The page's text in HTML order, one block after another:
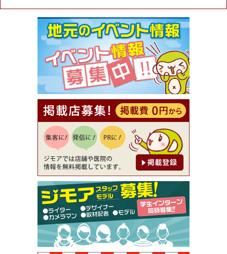
ュラル＆ハンドメイドショップ［マキマキ］）
[有効期限]2026年9月30日まで
【ジモア限定①】初回割引 特価 VIO脱毛11,000円
⇒8,800円（メンズ専門ワックス脱毛サロン Mickle
（ミックル））
[有効期限]2026年9月30日
【ジモア読者特典2】コース 3,500円→3,000円（料
理5品+2時間飲み放題）（創作イタリアン Pia Cu
ore（ピアクオーレ））
[有効期限]2026年9月30日
【ジモア読者特典1】料理全品20％OFF ※18時以
降（創作イタリアン Pia Cuore（ピアクオーレ））
[有効期限]2026年9月30日
【ジモア限定②】初回割引 特価 鼻毛脱毛 半額 2,2
00円⇒1,100円（メンズ専門ワックス脱毛サロン Mi
ckle（ミックル））
[有効期限]2026年9月30日
【ジモア限定特典①】まつ毛カール 3,850円→ 2,7
50円（Premiere（プルミエール））
[有効期限]2026年9月30日
焼き餃子 一皿サービス（餃子酒場たっちゃん 西
早稲田店）
[有効期限]2026年9月30日